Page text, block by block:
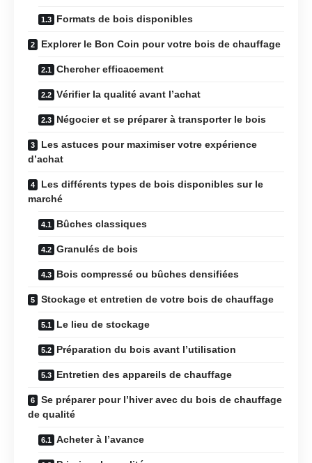
Formats de bois disponibles
Explorer le Bon Coin pour votre bois de chauffage
Chercher efficacement
Vérifier la qualité avant l’achat
Négocier et se préparer à transporter le bois
Les astuces pour maximiser votre expérience
d’achat
Les différents types de bois disponibles sur le
marché
Bûches classiques
Granulés de bois
Bois compressé ou bûches densifiées
Stockage et entretien de votre bois de chauffage
Le lieu de stockage
Préparation du bois avant l’utilisation
Entretien des appareils de chauffage
Se préparer pour l’hiver avec du bois de chauffage
de qualité
Acheter à l’avance